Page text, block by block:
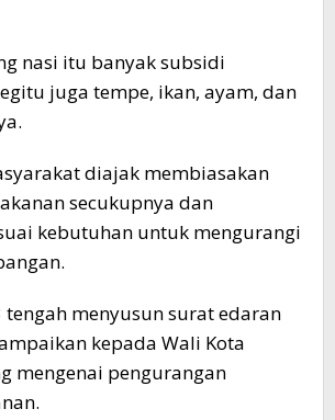
nasi itu banyak subsidi
juga tempe, ikan, ayam, dan
diajak membiasakan
secukupnya dan
kebutuhan untuk mengurangi
tengah menyusun surat edaran
kepada Wali Kota
mengenai pengurangan